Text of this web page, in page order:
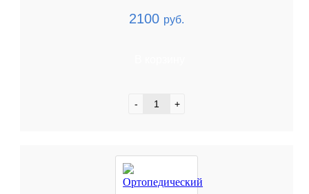
2100 руб.
- +